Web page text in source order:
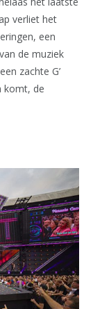
verliet het
een
de muziek
zachte G’
komt, de